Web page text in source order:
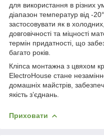
для використання в різних
діапазон температур від -
застосовувати як в
довговічності та міцності
термін придатності, що
багато років.
Кліпса монтажна з цвяхом
ElectroHouse стане
домашніх майстрів,
якість з’єднань.
Приховати